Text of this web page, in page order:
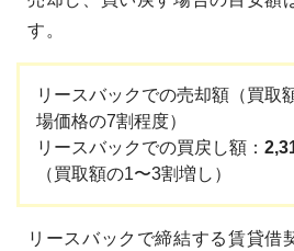
す。
リースバックでの売却額（買取
場価格の7割程度）
リースバックでの買戻し額：
（買取額の1〜3割増し）
リースバックで締結する賃貸借